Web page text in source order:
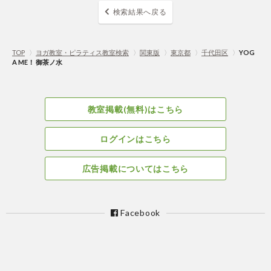
検索結果へ戻る
TOP 〉 ヨガ教室・ピラティス教室検索 〉 関東版 〉 東京都 〉 千代田区 〉 YOG
A ME！ 御茶ノ水
教室掲載(無料)はこちら
ログインはこちら
広告掲載についてはこちら
Facebook